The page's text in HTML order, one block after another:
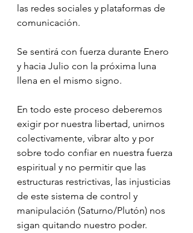
las redes sociales y plataformas de
comunicación.
Se sentirá con fuerza durante Enero
y hacia Julio con la próxima luna
llena en el mismo signo.
En todo este proceso deberemos
exigir por nuestra libertad, unirnos
colectivamente, vibrar alto y por
sobre todo confiar en nuestra fuerza
espiritual y no permitir que las
estructuras restrictivas, las injusticias
de este sistema de control y
manipulación (Saturno/Plutón) nos
sigan quitando nuestro poder.